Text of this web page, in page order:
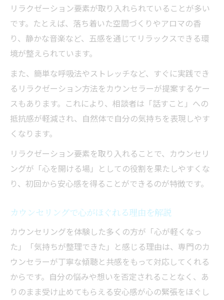
リラクゼーション要素が取り入れられていることが多い
です。たとえば、落ち着いた空間づくりやアロマの香
り、静かな音楽など、五感を通じてリラックスできる環
境が整えられています。
また、簡単な呼吸法やストレッチなど、すぐに実践でき
るリラクゼーション方法をカウンセラーが提案するケー
スもあります。これにより、相談者は「話すこと」への
抵抗感が軽減され、自然体で自分の気持ちを表現しやす
くなります。
リラクゼーション要素を取り入れることで、カウンセリ
ングが「心を開ける場」としての役割を果たしやすくな
り、初回から安心感を得ることができるのが特徴です。
カウンセリングで心がほぐれる理由を解説
カウンセリングを体験した多くの方が「心が軽くなっ
た」「気持ちが整理できた」と感じる理由は、専門のカ
ウンセラーが丁寧な傾聴と共感をもって対応してくれる
からです。自分の悩みや想いを否定されることなく、あ
りのまま受け止めてもらえる安心感が心の緊張をほぐし